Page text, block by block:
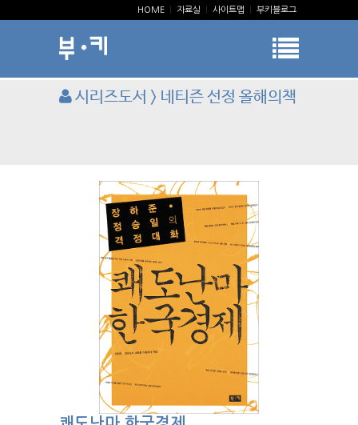
HOME 자료실 사이트맵 부키블로그
시리즈도서 > 네티즌 선정 올해의책